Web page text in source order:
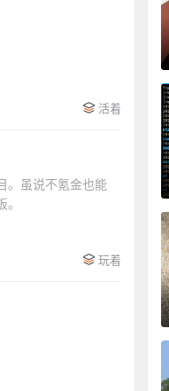
活着
虽说不氪金也能
玩着